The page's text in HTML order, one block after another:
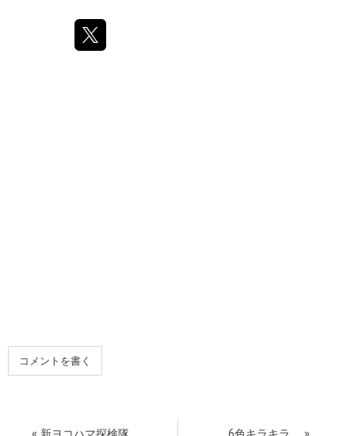
コメントを書く
« 新ヨコハマ探検隊。 6色キラキラ。 »